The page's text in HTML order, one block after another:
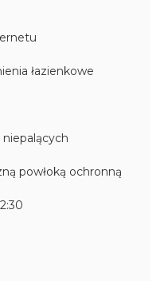
łazienkowe
powłoką ochronną